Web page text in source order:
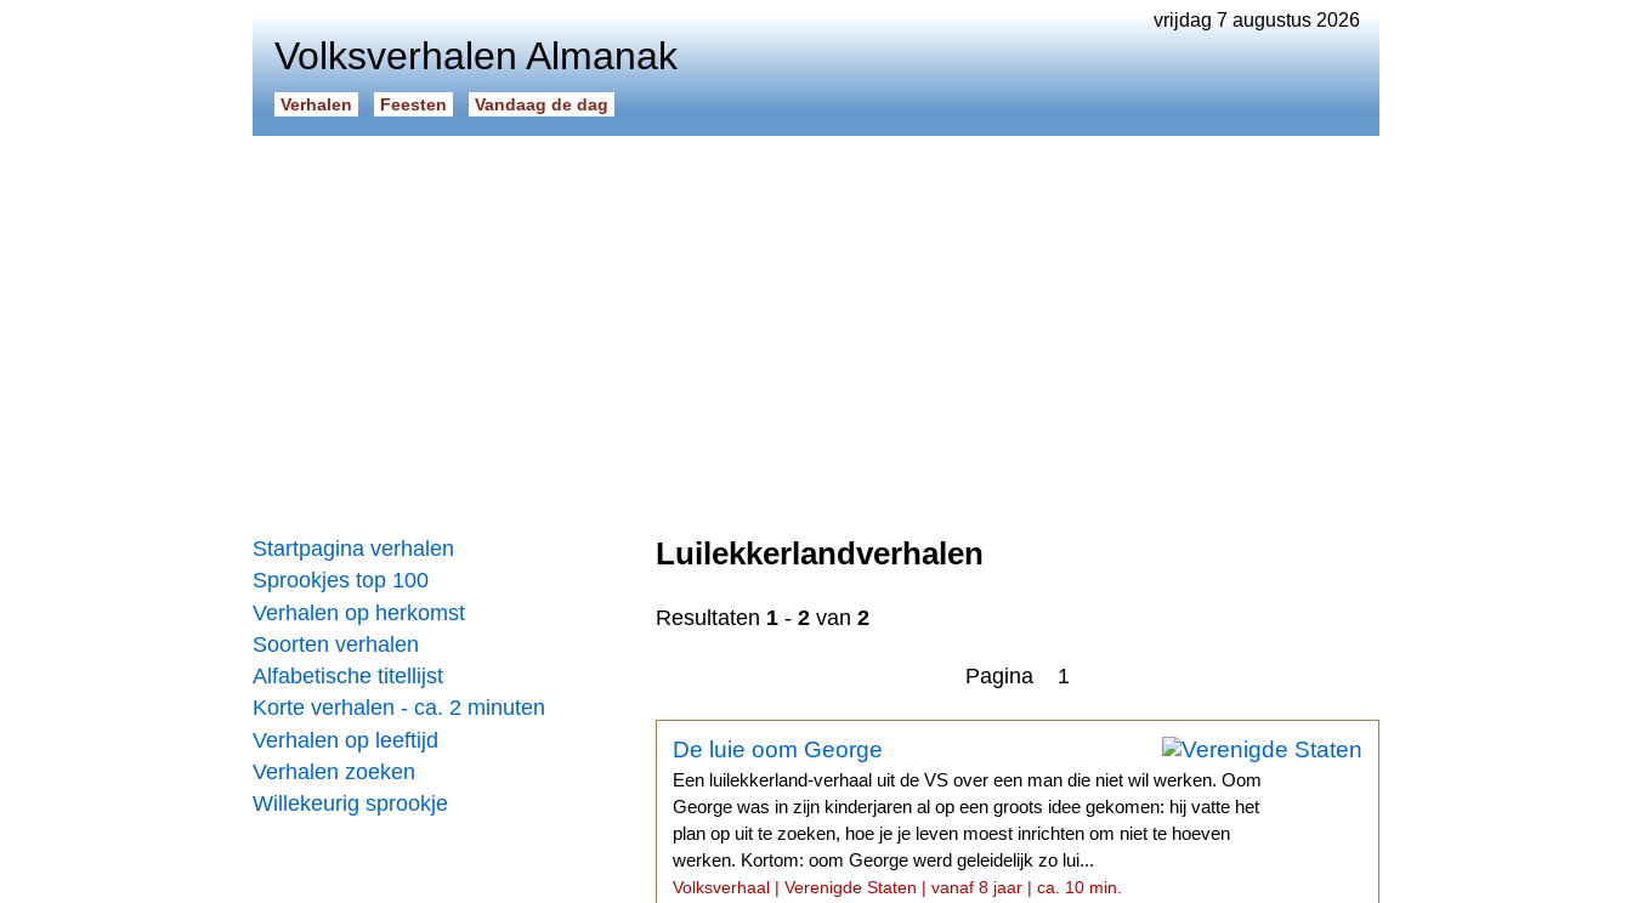
vrijdag 7 augustus 2026
Volksverhalen Almanak
Verhalen Feesten Vandaag de dag
Startpagina verhalen
Sprookjes top 100
Verhalen op herkomst
Soorten verhalen
Alfabetische titellijst
Korte verhalen - ca. 2 minuten
Verhalen op leeftijd
Verhalen zoeken
Willekeurig sprookje
Luilekkerlandverhalen
Resultaten 1 - 2 van 2
Pagina 1
De luie oom George
Een luilekkerland-verhaal uit de VS over een man die niet wil werken. Oom
George was in zijn kinderjaren al op een groots idee gekomen: hij vatte het
plan op uit te zoeken, hoe je je leven moest inrichten om niet te hoeven
werken. Kortom: oom George werd geleidelijk zo lui...
Volksverhaal | Verenigde Staten | vanaf 8 jaar | ca. 10 min.